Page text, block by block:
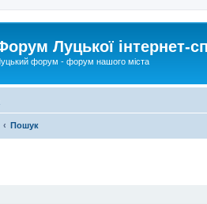
Луцької інтернет-
форум - форум нашого міста
Пошук